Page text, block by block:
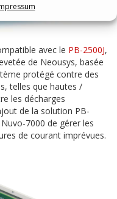
avec le PB-2500J,
de Neousys, basée
protégé contre des
telles que hautes /
les décharges
de la solution PB-
7000 de gérer les
de courant imprévues.